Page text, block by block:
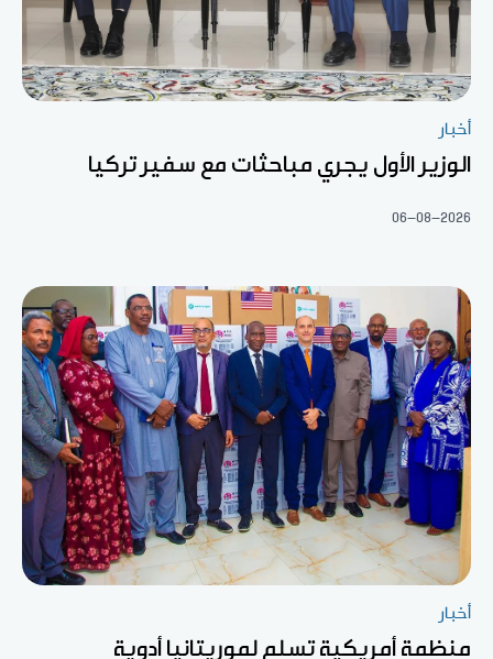
أخبار
الوزير الأول يجري مباحثات مع سفير تركيا
06-08-2026
أخبار
منظمة أمريكية تسلم لموريتانيا أدوية